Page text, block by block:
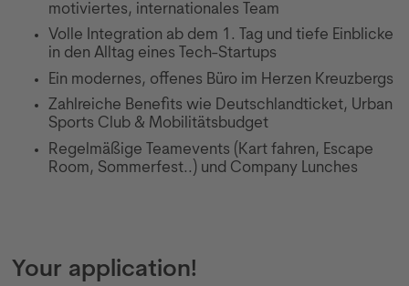
motiviertes, internationales Team
Volle Integration ab dem 1. Tag und tiefe Einblicke
in den Alltag eines Tech-Startups
Ein modernes, offenes Büro im Herzen Kreuzbergs
Zahlreiche Benefits wie Deutschlandticket, Urban
Sports Club & Mobilitätsbudget
Regelmäßige Teamevents (Kart fahren, Escape
Room, Sommerfest..) und Company Lunches
Your application!